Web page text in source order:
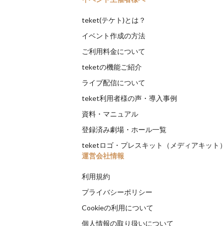
teket(テケト)とは？
イベント作成の方法
ご利用料金について
teketの機能ご紹介
ライブ配信について
teket利用者様の声・導入事例
資料・マニュアル
登録済み劇場・ホール一覧
teketロゴ・プレスキット（メディアキット）
運営会社情報
利用規約
プライバシーポリシー
Cookieの利用について
個人情報の取り扱いについて